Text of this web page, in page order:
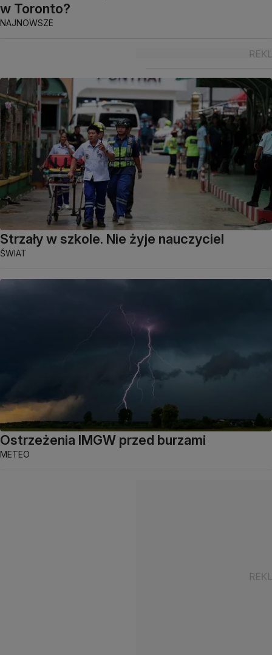
w Toronto?
NAJNOWSZE
Strzały w szkole. Nie żyje nauczyciel
ŚWIAT
Ostrzeżenia IMGW przed burzami
METEO